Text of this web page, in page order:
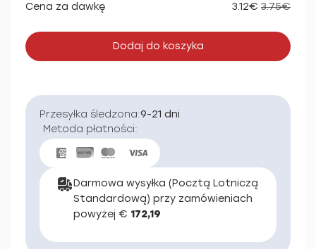
Cena za dawkę 3.12€ 3.75€
Dodaj do koszyka
Przesyłka śledzona:9-21 dni
Metoda płatności:
Darmowa wysyłka (Pocztą Lotniczą
Standardową) przy zamówieniach
powyżej € 172,19